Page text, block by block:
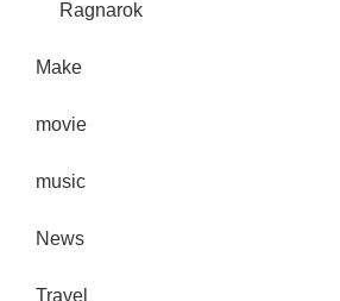
Ragnarok
Make
movie
music
News
Travel